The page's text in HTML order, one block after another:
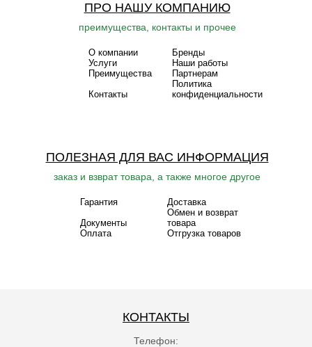
ПРО НАШУ КОМПАНИЮ
преимущества, контакты и прочее
О компании
Бренды
Услуги
Наши работы
Преимущества
Партнерам
Контакты
Политика
конфиденциальности
ПОЛЕЗНАЯ ДЛЯ ВАС ИНФОРМАЦИЯ
заказ и взврат товара, а также многое другое
Гарантия
Доставка
Документы
Обмен и возврат
товара
Оплата
Отгрузка товаров
КОНТАКТЫ
Телефон: